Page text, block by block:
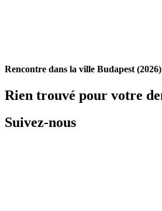
Rencontre dans la ville Budapest (2026)
Rien trouvé pour votre
Suivez-nous